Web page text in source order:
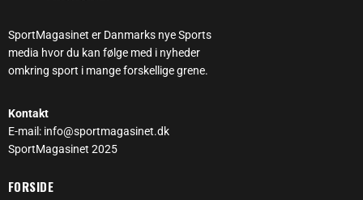
SportMagasinet er Danmarks nye Sports
media hvor du kan følge med i nyheder
omkring sport i mange forskellige grene.
Kontakt
E-mail: info@sportmagasinet.dk
SportMagasinet 2025
FORSIDE